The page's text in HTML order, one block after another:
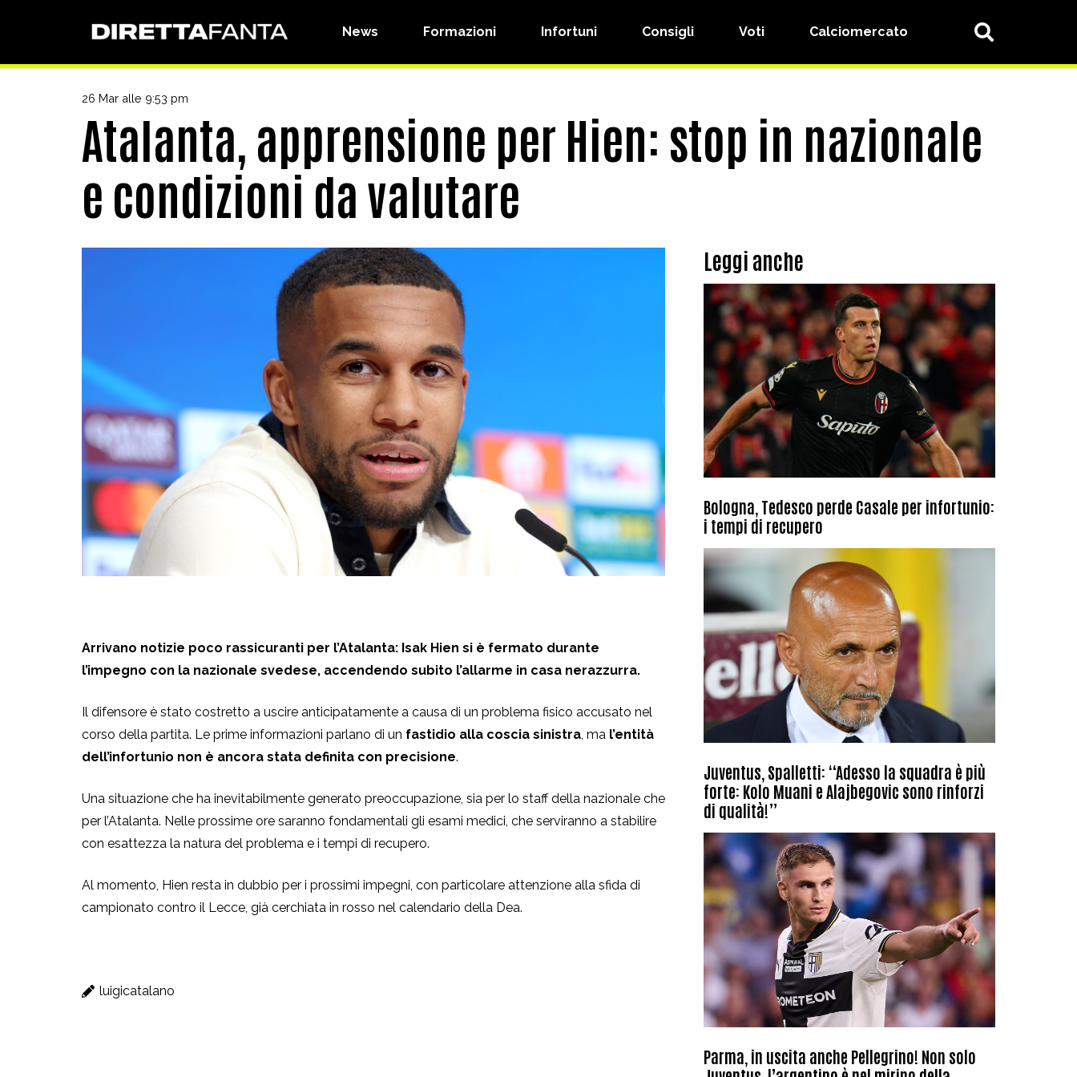
News Formazioni Infortuni Consigli Voti Calciomercato
26 Mar alle 9:53 pm
Atalanta, apprensione per Hien: stop in nazionale
e condizioni da valutare
Arrivano notizie poco rassicuranti per l’Atalanta: Isak Hien si è fermato durante
l’impegno con la nazionale svedese, accendendo subito l’allarme in casa nerazzurra.
Il difensore è stato costretto a uscire anticipatamente a causa di un problema fisico accusato nel
corso della partita. Le prime informazioni parlano di un fastidio alla coscia sinistra , ma l’entità
dell’infortunio non è ancora stata definita con precisione.
Una situazione che ha inevitabilmente generato preoccupazione, sia per lo staff della nazionale che
per l’Atalanta. Nelle prossime ore saranno fondamentali gli esami medici, che serviranno a stabilire
con esattezza la natura del problema e i tempi di recupero.
Al momento, Hien resta in dubbio per i prossimi impegni, con particolare attenzione alla sfida di
campionato contro il Lecce, già cerchiata in rosso nel calendario della Dea.
luigicatalano
Leggi anche
Bologna, Tedesco perde Casale per infortunio:
i tempi di recupero
Juventus, Spalletti: “Adesso la squadra è più
forte: Kolo Muani e Alajbegovic sono rinforzi
di qualità!”
Parma, in uscita anche Pellegrino! Non solo